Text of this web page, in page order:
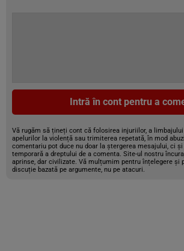
Intră în cont pentru a
Vă rugăm să țineți cont că folosirea injuriilor, a
apelurilor la violență sau trimiterea repetată, în mod
comentariu pot duce nu doar la ștergerea mesajului, ci
temporară a dreptului de a comenta. Site-ul nostru
aprinse, dar civilizate. Vă mulțumim pentru înțelegere și
discuție bazată pe argumente, nu pe atacuri.